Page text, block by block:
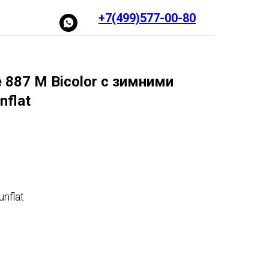
+7(499)577-00-80
887 M Bicolor c зимними